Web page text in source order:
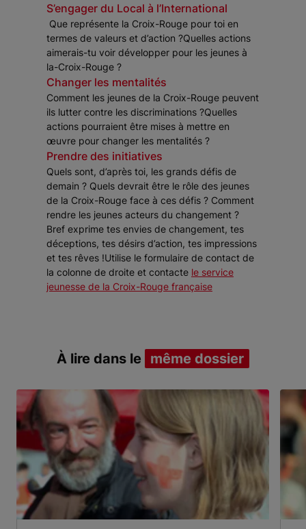
S’engager du Local à l’International
Que représente la Croix-Rouge pour toi en
termes de valeurs et d’action ?Quelles actions
aimerais-tu voir développer pour les jeunes à
la-Croix-Rouge ?
Changer les mentalités
Comment les jeunes de la Croix-Rouge peuvent
ils lutter contre les discriminations ?Quelles
actions pourraient être mises à mettre en
œuvre pour changer les mentalités ?
Prendre des initiatives
Quels sont, d’après toi, les grands défis de
demain ? Quels devrait être le rôle des jeunes
de la Croix-Rouge face à ces défis ? Comment
rendre les jeunes acteurs du changement ?
Bref exprime tes envies de changement, tes
déceptions, tes désirs d’action, tes impressions
et tes rêves !Utilise le formulaire de contact de
la colonne de droite et contacte le service
jeunesse de la Croix-Rouge française
À lire dans le même dossier